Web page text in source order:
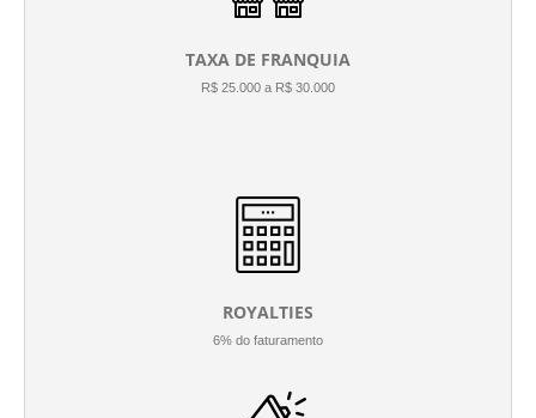
TAXA DE FRANQUIA
R$ 25.000 a R$ 30.000
ROYALTIES
6% do faturamento